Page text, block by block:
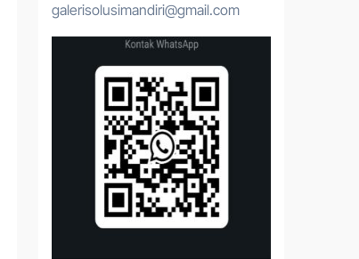
galerisolusimandiri@gmail.com